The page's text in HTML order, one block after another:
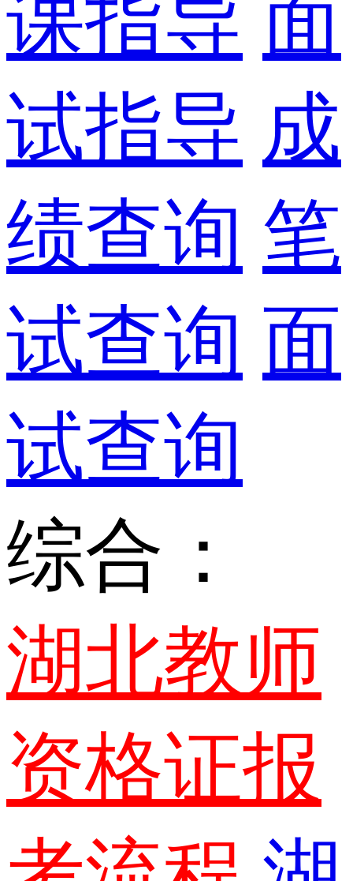
课指导 面
试指导 成
绩查询 笔
试查询 面
试查询
综合：
湖北教师
资格证报